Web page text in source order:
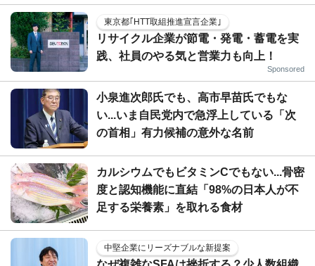
東京都｢HTT取組推進宣言企業｣
リサイクル企業が節電・発電・蓄電を実
践、社員のやる気と営業力も向上！
Sponsored
小泉進次郎氏でも、高市早苗氏でもな
い...いま自民党内で急浮上している「次
の首相」有力候補の意外な名前
カルシウムでもビタミンCでもない...骨密
度と認知機能に直結「98%の日本人が不
足する栄養素」を取れる食材
中堅企業にリーズナブルな新提案